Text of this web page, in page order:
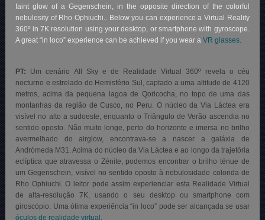
faint glow of a Gegenschein, in the opposite direction of the colorful
nebulosity of Rho Ophiuchi.. Below you can experience a Virtual Reality
360º in 7K resolution using your desktop, or smartphone with gyroscope.
A great “in loco” experience can be achieved if you wear aVR glasses.
PT: Um cenário All Sky e de Realidade Virtual 360º revela o céu
nocturno e estrelado do Hemisfério Sul, captado a uma altitude de 4120
metros, acima da pequena lagoa de Qoricocha, no topo de uma das
montanhas da região de Cusco, no Peru. O núcleo da Via Láctea era
visível no alto a sudoeste, enquanto o Triângulo de Verão ascendia no
sentido oposto. Não muito longe, perto do horizonte e imersa no brilho
avermelhado do airglow, encontrava-se a nascer a galáxia de
Andrómeda M31. Acima do núcleo da Via Láctea e ao longo da trajetória
eclíptica que atravessa o Zénite, podemos encontrar o brilho ténue de
um Gegenschein, visível no sentido oposto à nebulosidade colorida de
Rho Ophiuchi . O leitor pode assim experienciar esta Realidade Virtual
de alta-resolução 7K, usando o seu desktop ou smartphone com
giroscópio. Uma ótima experiência “in loco” pode ser alcançada se usar
óculos de realidade virtual.